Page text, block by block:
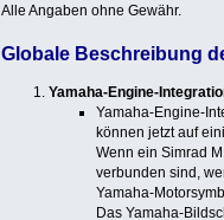
Alle Angaben ohne Gewähr.
Globale Beschreibung
Yamaha-Engine-
Yamaha-Engine-
können jetzt auf
Wenn ein Simrad
verbunden sind,
Yamaha-
Das Yamaha-